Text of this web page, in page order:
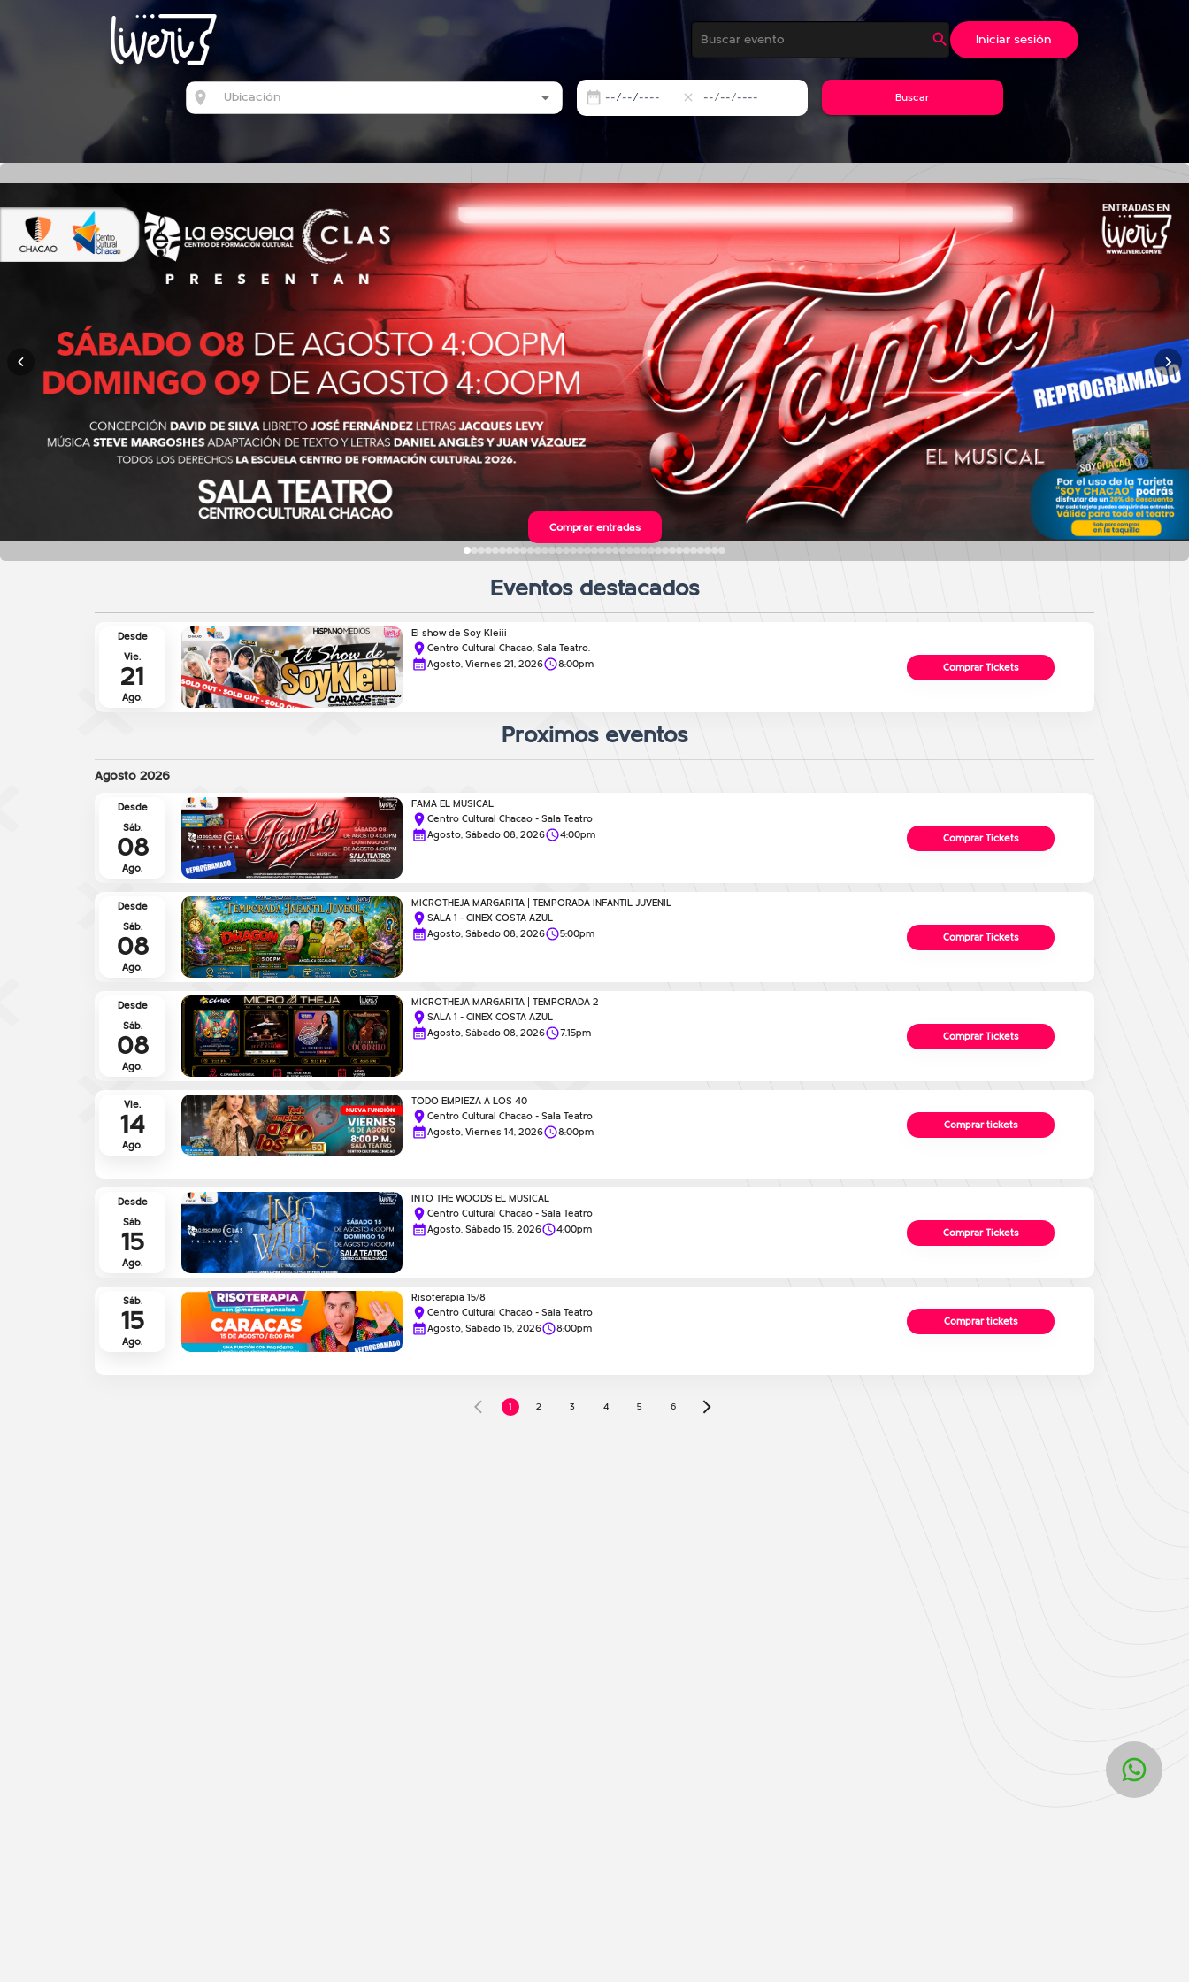
Iniciar sesión
/ / / / Buscar
Comprar entradas
Comprar entradas
Eventos destacados
Desde
Vie.
21
Ago.
El show de Soy Kleiii
Centro Cultural Chacao, Sala Teatro.
Agosto, Viernes 21, 2026
8:00pm Comprar Tickets
Proximos eventos
Agosto 2026
Desde
Sáb.
08
Ago.
FAMA EL MUSICAL
Centro Cultural Chacao - Sala Teatro
Agosto, Sábado 08, 2026
4:00pm Comprar Tickets
Desde
Sáb.
08
Ago.
MICROTHEJA MARGARITA | TEMPORADA INFANTIL JUVENIL
SALA 1 - CINEX COSTA AZUL
Agosto, Sábado 08, 2026
5:00pm Comprar Tickets
Desde
Sáb.
08
Ago.
MICROTHEJA MARGARITA | TEMPORADA 2
SALA 1 - CINEX COSTA AZUL
Agosto, Sábado 08, 2026
7:15pm Comprar Tickets
Vie.
14
Ago.
TODO EMPIEZA A LOS 40
Centro Cultural Chacao - Sala Teatro
Agosto, Viernes 14, 2026
8:00pm
Comprar tickets
Desde
Sáb.
15
Ago.
INTO THE WOODS EL MUSICAL
Centro Cultural Chacao - Sala Teatro
Agosto, Sábado 15, 2026
4:00pm Comprar Tickets
Sáb.
15
Ago.
Risoterapia 15/8
Centro Cultural Chacao - Sala Teatro
Agosto, Sábado 15, 2026
8:00pm
Comprar tickets
1 2 3 4 5 6